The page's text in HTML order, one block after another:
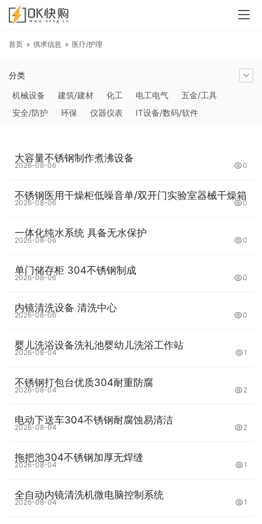
首页 » 供求信息 » 医疗/护理
分类
机械设备
建筑/建材 化工 电工电气
五金/工具
安全/防护
环保 仪器仪表
IT设备/数码/软件
汽摩及配件
日用百货 能源
工艺品/礼品
纺织/皮革 办公/文教 纸业 其他未分类
大容量不锈钢制作煮沸设备
2026-08-06 0
不锈钢医用干燥柜低噪音单/双开门实验室器械干燥箱
2026-08-06 0
一体化纯水系统 具备无水保护
2026-08-06 0
单门储存柜 304不锈钢制成
2026-08-06 0
内镜清洗设备 清洗中心
2026-08-06 0
婴儿洗浴设备洗礼池婴幼儿洗浴工作站
2026-08-04 1
不锈钢打包台优质304耐重防腐
2026-08-04 2
电动下送车304不锈钢耐腐蚀易清洁
2026-08-04 2
拖把池304不锈钢加厚无焊缝
2026-08-04 1
全自动内镜清洗机微电脑控制系统
2026-08-04 1